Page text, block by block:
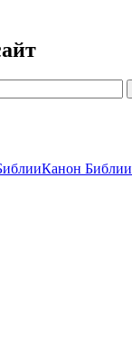
Канон Библии